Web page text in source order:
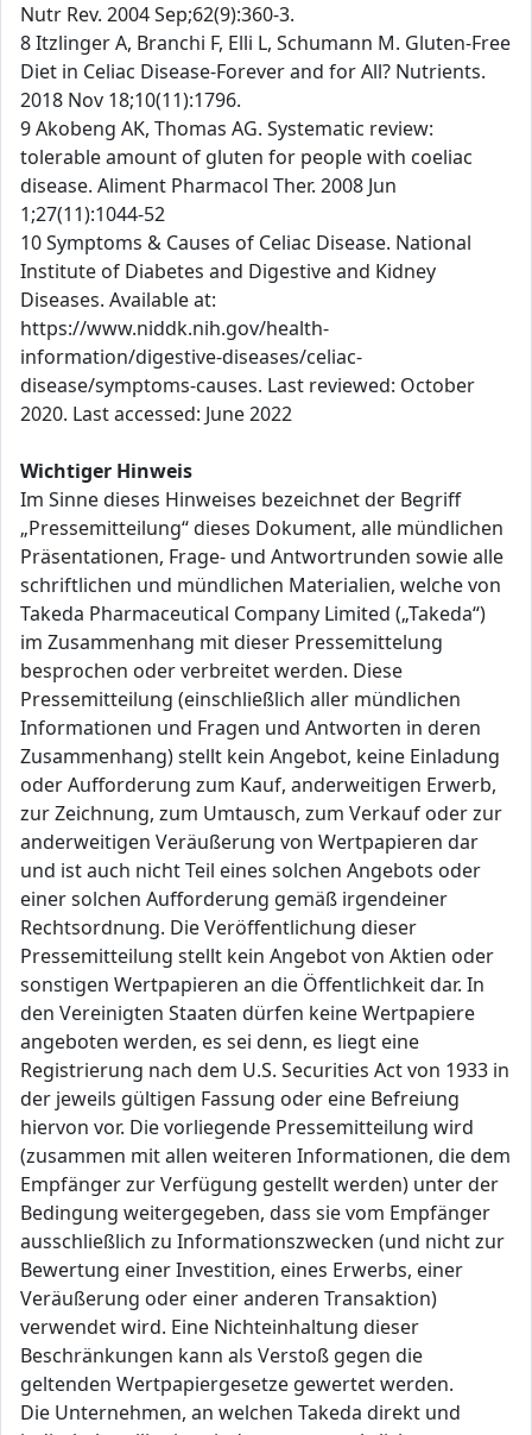
Nutr Rev. 2004 Sep;62(9):360-3.
8 Itzlinger A, Branchi F, Elli L, Schumann M. Gluten-Free
Diet in Celiac Disease-Forever and for All? Nutrients.
2018 Nov 18;10(11):1796.
9 Akobeng AK, Thomas AG. Systematic review:
tolerable amount of gluten for people with coeliac
disease. Aliment Pharmacol Ther. 2008 Jun
1;27(11):1044-52
10 Symptoms & Causes of Celiac Disease. National
Institute of Diabetes and Digestive and Kidney
Diseases. Available at:
https://www.niddk.nih.gov/health-
information/digestive-diseases/celiac-
disease/symptoms-causes. Last reviewed: October
2020. Last accessed: June 2022
Wichtiger Hinweis
Im Sinne dieses Hinweises bezeichnet der Begriff
„Pressemitteilung“ dieses Dokument, alle mündlichen
Präsentationen, Frage- und Antwortrunden sowie alle
schriftlichen und mündlichen Materialien, welche von
Takeda Pharmaceutical Company Limited („Takeda“)
im Zusammenhang mit dieser Pressemittelung
besprochen oder verbreitet werden. Diese
Pressemitteilung (einschließlich aller mündlichen
Informationen und Fragen und Antworten in deren
Zusammenhang) stellt kein Angebot, keine Einladung
oder Aufforderung zum Kauf, anderweitigen Erwerb,
zur Zeichnung, zum Umtausch, zum Verkauf oder zur
anderweitigen Veräußerung von Wertpapieren dar
und ist auch nicht Teil eines solchen Angebots oder
einer solchen Aufforderung gemäß irgendeiner
Rechtsordnung. Die Veröffentlichung dieser
Pressemitteilung stellt kein Angebot von Aktien oder
sonstigen Wertpapieren an die Öffentlichkeit dar. In
den Vereinigten Staaten dürfen keine Wertpapiere
angeboten werden, es sei denn, es liegt eine
Registrierung nach dem U.S. Securities Act von 1933 in
der jeweils gültigen Fassung oder eine Befreiung
hiervon vor. Die vorliegende Pressemitteilung wird
(zusammen mit allen weiteren Informationen, die dem
Empfänger zur Verfügung gestellt werden) unter der
Bedingung weitergegeben, dass sie vom Empfänger
ausschließlich zu Informationszwecken (und nicht zur
Bewertung einer Investition, eines Erwerbs, einer
Veräußerung oder einer anderen Transaktion)
verwendet wird. Eine Nichteinhaltung dieser
Beschränkungen kann als Verstoß gegen die
geltenden Wertpapiergesetze gewertet werden.
Die Unternehmen, an welchen Takeda direkt und